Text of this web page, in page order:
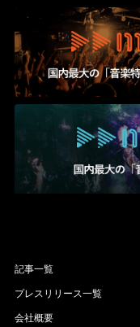
記事一覧
プレスリリース一覧
会社概要